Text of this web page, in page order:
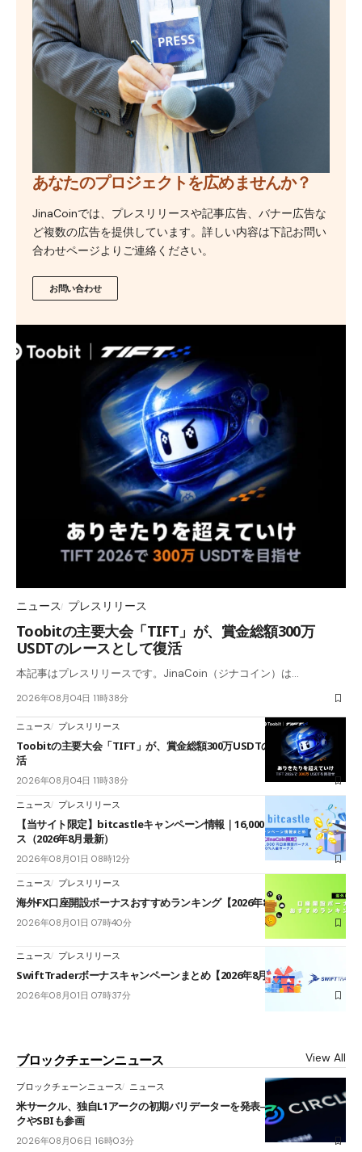
あなたのプロジェクトを広めませんか？
JinaCoinでは、プレスリリースや記事広告、バナー広告な
ど複数の広告を提供しています。詳しい内容は下記お問い
合わせページよりご連絡ください。
お問い合わせ
ニュース プレスリリース
Toobitの主要大会「TIFT」が、賞金総額300万
USDTのレースとして復活
本記事はプレスリリースです。JinaCoin（ジナコイン）は…
2026年08月04日 11時38分
ニュース プレスリリース
Toobitの主要大会「TIFT」が、賞金総額300万USDTのレースとして復
活
2026年08月04日 11時38分
ニュース プレスリリース
【当サイト限定】bitcastleキャンペーン情報｜16,000円口座開設ボーナ
ス（2026年8月最新）
2026年08月01日 08時12分
ニュース プレスリリース
海外FX口座開設ボーナスおすすめランキング【2026年8月最新】
2026年08月01日 07時40分
ニュース プレスリリース
SwiftTraderボーナスキャンペーンまとめ【2026年8月最新】
2026年08月01日 07時37分
ブロックチェーンニュース View All
ブロックチェーンニュース ニュース
米サークル、独自L1アークの初期バリデーターを発表――ブラックロッ
クやSBIも参画
2026年08月06日 16時03分